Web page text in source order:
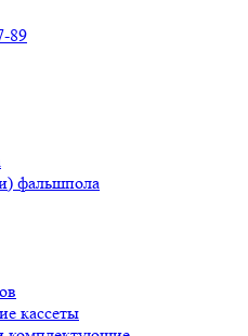
89
фальшпола
кассеты